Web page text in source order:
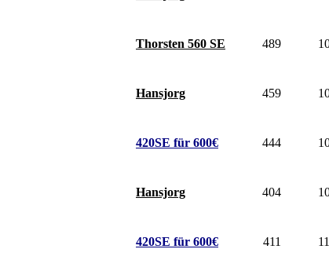
Thorsten 560 SE 489
Hansjorg 459
420SE für 600€ 444
Hansjorg 404
420SE für 600€ 411